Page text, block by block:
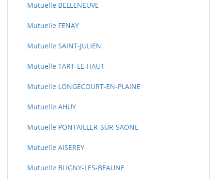
Mutuelle BELLENEUVE
Mutuelle FENAY
Mutuelle SAINT-JULIEN
Mutuelle TART-LE-HAUT
Mutuelle LONGECOURT-EN-PLAINE
Mutuelle AHUY
Mutuelle PONTAILLER-SUR-SAONE
Mutuelle AISEREY
Mutuelle BLIGNY-LES-BEAUNE